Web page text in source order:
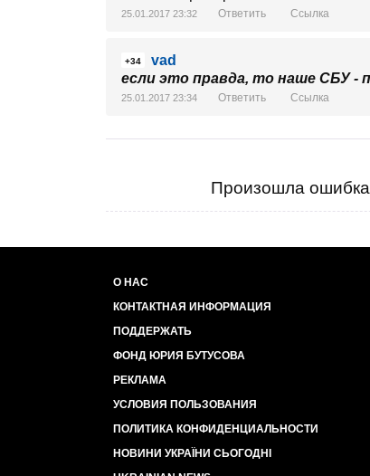
25.01.2017 23:32 Ответить Ссылка
+34
vad
если это правда, то наше СБУ -
25.01.2017 23:34 Ответить Ссылка
Произошла ошибка
О НАС
КОНТАКТНАЯ ИНФОРМАЦИЯ
ПОДДЕРЖАТЬ
ФОНД ЮРИЯ БУТУСОВА
РЕКЛАМА
УСЛОВИЯ ПОЛЬЗОВАНИЯ
ПОЛИТИКА КОНФИДЕНЦИАЛЬНОСТИ
НОВИНИ УКРАЇНИ СЬОГОДНІ